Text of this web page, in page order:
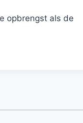
opbrengst als de